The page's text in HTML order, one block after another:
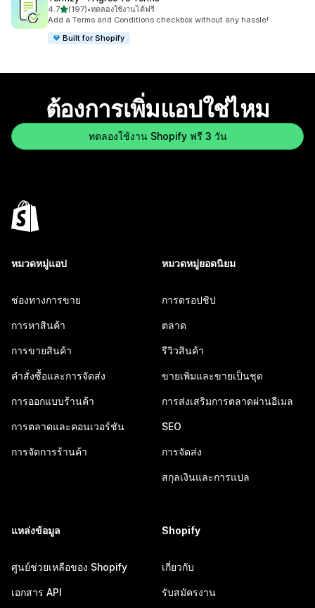
4.7เต็ม 5 ดาว
(197)
ทั้งหมด 197 รีวิว
•ทดลองใช้งานได้ฟรี
Add a Terms and Conditions checkbox without any hassle!
Built for Shopify
ต้องการเพิ่มแอปใช่ไหม
ทดลองใช้งาน Shopify ฟรี 3 วัน
หมวดหมู่แอป
ช่องทางการขาย
การหาสินค้า
การขายสินค้า
คำสั่งซื้อและการจัดส่ง
การออกแบบร้านค้า
การตลาดและคอนเวอร์ชัน
การจัดการร้านค้า
หมวดหมู่ยอดนิยม
การดรอปชิป
ตลาด
รีวิวสินค้า
ขายเพิ่มและขายเป็นชุด
การส่งเสริมการตลาดผ่านอีเมล
SEO
การจัดส่ง
สกุลเงินและการแปล
แหล่งข้อมูล
ศูนย์ช่วยเหลือของ Shopify
เอกสาร API
Shopify
เกี่ยวกับ
รับสมัครงาน